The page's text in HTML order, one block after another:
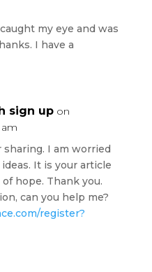
my eye and was
I have a
sign up on
I am worried
It is your article
hope. Thank you.
can you help me?
register?